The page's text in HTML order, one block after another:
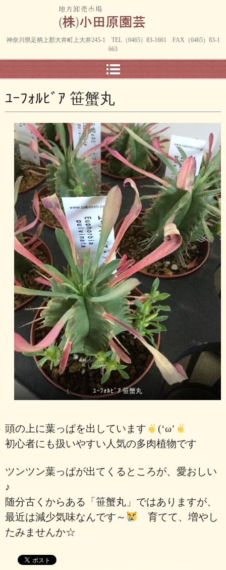
神奈川県足柄上郡大井町上大井245-1 TEL（0465）83-1661 FAX（0465）83-1
663
ﾕｰﾌｫﾙﾋﾞｱ 笹蟹丸
ﾕｰﾌｫﾙﾋﾞｱ 笹蟹丸
頭の上に葉っぱを出しています
(‘ω’
初心者にも扱いやすい人気の多肉植物です
ツンツン葉っぱが出てくるところが、愛おしい
♪
随分古くからある「笹蟹丸」ではありますが、
最近は減少気味なんです～
育てて、増やし
たみませんか☆